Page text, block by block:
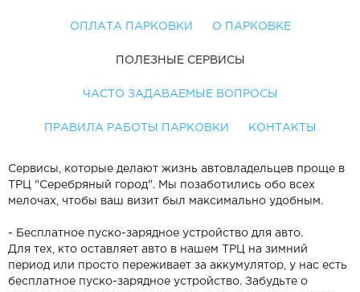
ОПЛАТА ПАРКОВКИ О ПАРКОВКЕ
ПОЛЕЗНЫЕ СЕРВИСЫ
ЧАСТО ЗАДАВАЕМЫЕ ВОПРОСЫ
ПРАВИЛА РАБОТЫ ПАРКОВКИ КОНТАКТЫ
Сервисы, которые делают жизнь автовладельцев проще в
ТРЦ "Серебряный город". Мы позаботились обо всех
мелочах, чтобы ваш визит был максимально удобным.
- Бесплатное пуско-зарядное устройство для авто.
Для тех, кто оставляет авто в нашем ТРЦ на зимний
период или просто переживает за аккумулятор, у нас есть
бесплатное пуско-зарядное устройство. Забудьте о